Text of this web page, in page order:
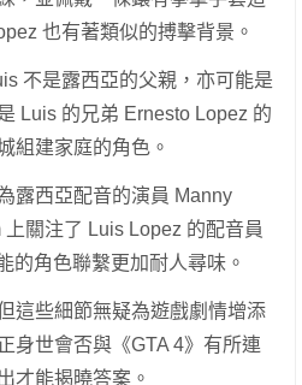
也有著類似的搏擊背景。
不是露西亞的父親，亦可能是
Luis 的兄弟 Ernesto Lopez 的
建家庭的角色。
露西亞配音的演員 Manny
關注了 Luis Lopez 的配音員
的角色聯繫更加耐人尋味。
這些細節無疑為遊戲劇情增添
身世會否與《GTA 4》有所連
才能揭曉答案。